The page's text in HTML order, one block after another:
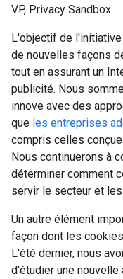
VP, Privacy Sandbox
L'objectif de
de nouvelles façons
tout en assurant un
publicité. Nous
innove avec des
que les entreprises
compris celles
Nous continuerons à
déterminer comment
servir le secteur et
Un autre élément
façon dont les
L'été dernier, nous
d'étudier une nouvelle